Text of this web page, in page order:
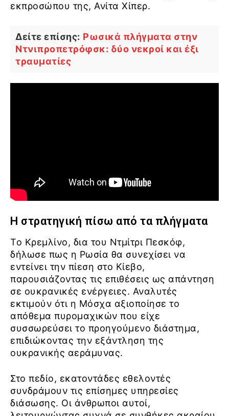
εκπροσώπου της, Ανίτα Χίπερ.
Δείτε επίσης: Ρωσικά πλήγματα στην
Ντνιπροπετρόφσκ: δύο νεκροί και έξι
τραυματίες
Η στρατηγική πίσω από τα πλήγματα
Το Κρεμλίνο, δια του Ντμίτρι Πεσκόφ,
δήλωσε πως η Ρωσία θα συνεχίσει να
εντείνει την πίεση στο Κίεβο,
παρουσιάζοντας τις επιθέσεις ως απάντηση
σε ουκρανικές ενέργειες. Αναλυτές
εκτιμούν ότι η Μόσχα αξιοποίησε το
απόθεμα πυρομαχικών που είχε
συσσωρεύσει το προηγούμενο διάστημα,
επιδιώκοντας την εξάντληση της
ουκρανικής αεράμυνας.
Στο πεδίο, εκατοντάδες εθελοντές
συνδράμουν τις επίσημες υπηρεσίες
διάσωσης. Οι άνθρωποι αυτοί,